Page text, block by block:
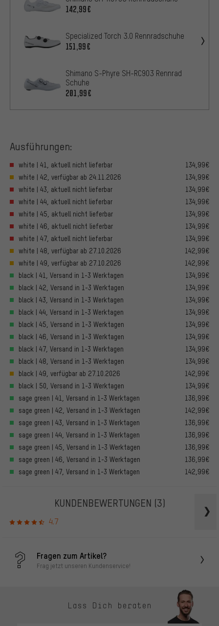
142,99€
Specialized Torch 3.0 Rennradschuhe
151,99€
Shimano S-Phyre SH-RC903 Rennrad
Schuhe
201,99€
Ausführungen:
white | 41, aktuell nicht lieferbar
134,99€
white | 42, verfügbar ab 24.11.2026
134,99€
white | 43, aktuell nicht lieferbar
134,99€
white | 44, aktuell nicht lieferbar
134,99€
white | 45, aktuell nicht lieferbar
134,99€
white | 46, aktuell nicht lieferbar
134,99€
white | 47, aktuell nicht lieferbar
134,99€
white | 48, verfügbar ab 27.10.2026
142,99€
white | 49, verfügbar ab 27.10.2026
142,99€
black | 41, Versand in 1-3 Werktagen
134,99€
black | 42, Versand in 1-3 Werktagen
134,99€
black | 43, Versand in 1-3 Werktagen
134,99€
black | 44, Versand in 1-3 Werktagen
134,99€
black | 45, Versand in 1-3 Werktagen
134,99€
black | 46, Versand in 1-3 Werktagen
134,99€
black | 47, Versand in 1-3 Werktagen
134,99€
black | 48, Versand in 1-3 Werktagen
134,99€
black | 49, verfügbar ab 27.10.2026
142,99€
black | 50, Versand in 1-3 Werktagen
134,99€
sage green | 41, Versand in 1-3 Werktagen
136,99€
sage green | 42, Versand in 1-3 Werktagen
142,99€
sage green | 43, Versand in 1-3 Werktagen
136,99€
sage green | 44, Versand in 1-3 Werktagen
136,99€
sage green | 45, Versand in 1-3 Werktagen
136,99€
sage green | 46, Versand in 1-3 Werktagen
136,99€
sage green | 47, Versand in 1-3 Werktagen
142,99€
KUNDENBEWERTUNGEN (3)
4.7
Fragen zum Artikel?
Frag jetzt unseren Kundenservice!
Lass Dich beraten